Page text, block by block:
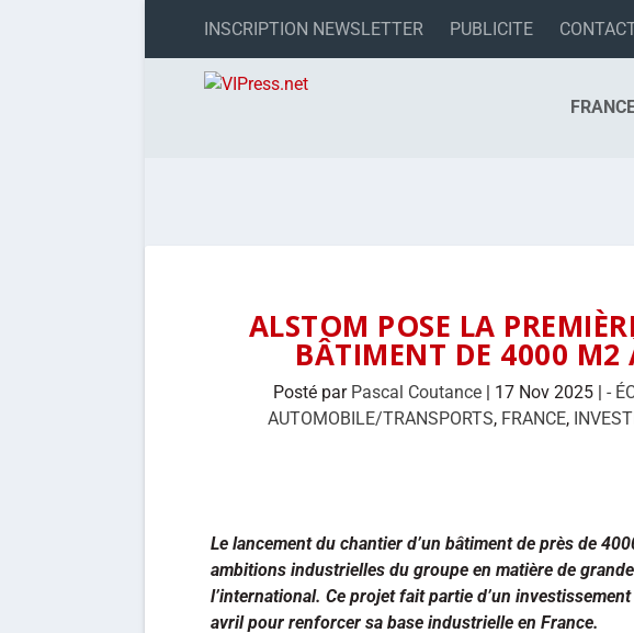
INSCRIPTION NEWSLETTER PUBLICITE
ALSTOM POSE LA
BÂTIMENT DE 4000 M2
Posté par Pascal Coutance | 17 Nov 2025 |-
AUTOMOBILE/TRANSPORTS, FRANCE,
Le lancement du chantier d’un bâtiment de près de
ambitions industrielles du groupe en matière de
l’international. Ce projet fait partie d’un
avril pour renforcer sa base industrielle en France.